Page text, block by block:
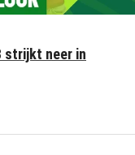
strijkt neer in